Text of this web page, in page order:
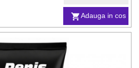
Adauga in cos